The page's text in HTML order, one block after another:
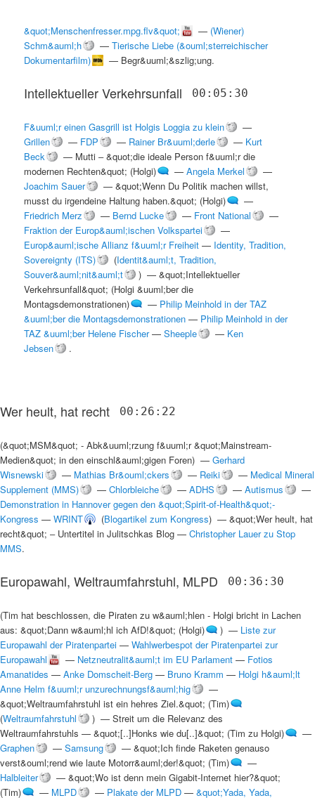
&quot;Menschenfresser.mpg.flv&quot; — (Wiener)
Schm&auml;h
—Tierische Liebe (&ouml;sterreichischer
Dokumentarfilm)
— Begr&uuml;&szlig;ung.
Intellektueller Verkehrsunfall 00:05:30
F&uuml;r einen Gasgrill ist Holgis Loggia zu klein
—
Grillen
— FDP — Rainer Br&uuml;derle — Kurt
Beck
— Mutti ‒ &quot;die ideale Person f&uuml;r die
modernen Rechten&quot; (Holgi)
—Angela Merkel
—
Joachim Sauer
—&quot;Wenn Du Politik machen willst,
musst du irgendeine Haltung haben.&quot; (Holgi)
—
Friedrich Merz
— Bernd Lucke — Front National
—
Fraktion der Europ&auml;ischen Volkspartei
—
Europ&auml;ische Allianz f&uuml;r Freiheit — Identity, Tradition,
Sovereignty (ITS)
(Identit&auml;t, Tradition,
Souver&auml;nit&auml;t
) —&quot;Intellektueller
Verkehrsunfall&quot; (Holgi &uuml;ber die
Montagsdemonstrationen)
— Philip Meinhold in der TAZ
&uuml;ber die Montagsdemonstrationen — Philip Meinhold in der
TAZ &uuml;ber Helene Fischer—Sheeple — Ken
Jebsen
.
Wer heult, hat recht 00:26:22
(&quot;MSM&quot; - Abk&uuml;rzung f&uuml;r &quot;Mainstream-
Medien&quot; in den einschl&auml;gigen Foren) — Gerhard
Wisnewski
— Mathias Br&ouml;ckers — Reiki — Medical Mineral
Supplement (MMS)
— Chlorbleiche — ADHS — Autismus
—
Demonstration in Hannover gegen den &quot;Spirit-of-Health&quot;-
Kongress — WRINT (Blogartikel zum Kongress) — &quot;Wer heult, hat
recht&quot; ‒ Untertitel in Julitschkas Blog — Christopher Lauer zu Stop
MMS.
Europawahl, Weltraumfahrstuhl, MLPD 00:36:30
(Tim hat beschlossen, die Piraten zu w&auml;hlen - Holgi bricht in Lachen
aus: &quot;Dann w&auml;hl ich AfD!&quot; (Holgi)
) — Liste zur
Europawahl der Piratenpartei — Wahlwerbespot der Piratenpartei zur
Europawahl
— Netzneutralit&auml;t im EU Parlament — Fotios
Amanatides — Anke Domscheit-Berg — Bruno Kramm — Holgi h&auml;lt
Anne Helm f&uuml;r unzurechnungsf&auml;hig
—
&quot;Weltraumfahrstuhl ist ein hehres Ziel.&quot; (Tim)
(Weltraumfahrstuhl ) — Streit um die Relevanz des
Weltraumfahrstuhls — &quot;[..]Honks wie du[..]&quot; (Tim zu Holgi)
—
Graphen
— Samsung — &quot;Ich finde Raketen genauso
verst&ouml;rend wie laute Motorr&auml;der!&quot; (Tim)
—
Halbleiter
— &quot;Wo ist denn mein Gigabit-Internet hier?&quot;
(Tim)
— MLPD — Plakate der MLPD — &quot;Yada, Yada,